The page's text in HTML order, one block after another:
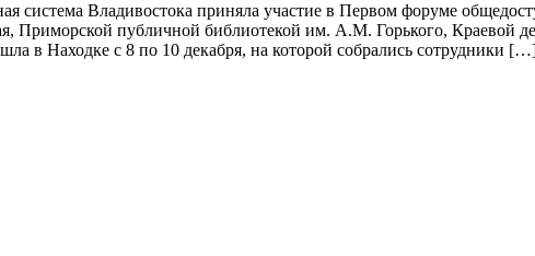
система Владивостока приняла участие в Первом форуме
Приморской публичной библиотекой им. А.М. Горького, Краевой
в Находке с 8 по 10 декабря, на которой собрались сотрудники